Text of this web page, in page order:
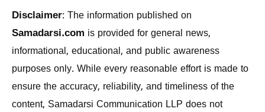
Disclaimer: The information published on
Samadarsi.com is provided for general news,
informational, educational, and public awareness
purposes only. While every reasonable effort is made to
ensure the accuracy, reliability, and timeliness of the
content, Samadarsi Communication LLP does not